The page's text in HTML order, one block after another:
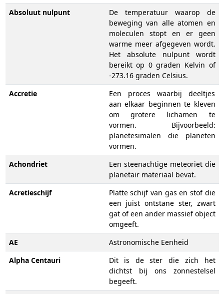
Absoluut nulpunt
De temperatuur waarop de
beweging van alle atomen en
moleculen stopt en er geen
warme meer afgegeven wordt.
Het absolute nulpunt wordt
bereikt op 0 graden Kelvin of
-273.16 graden Celsius.
Accretie
Een proces waarbij deeltjes
aan elkaar beginnen te kleven
om grotere lichamen te
vormen. Bijvoorbeeld:
planetesimalen die planeten
vormen.
Achondriet
Een steenachtige meteoriet die
planetair materiaal bevat.
Acretieschijf
Platte schijf van gas en stof die
een juist ontstane ster, zwart
gat of een ander massief object
omgeeft.
AE
Astronomische Eenheid
Alpha Centauri
Dit is de ster die zich het
dichtst bij ons zonnestelsel
begeeft.